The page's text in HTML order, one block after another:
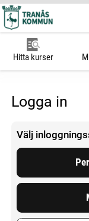
Hitta kurser
Logga in
Välj